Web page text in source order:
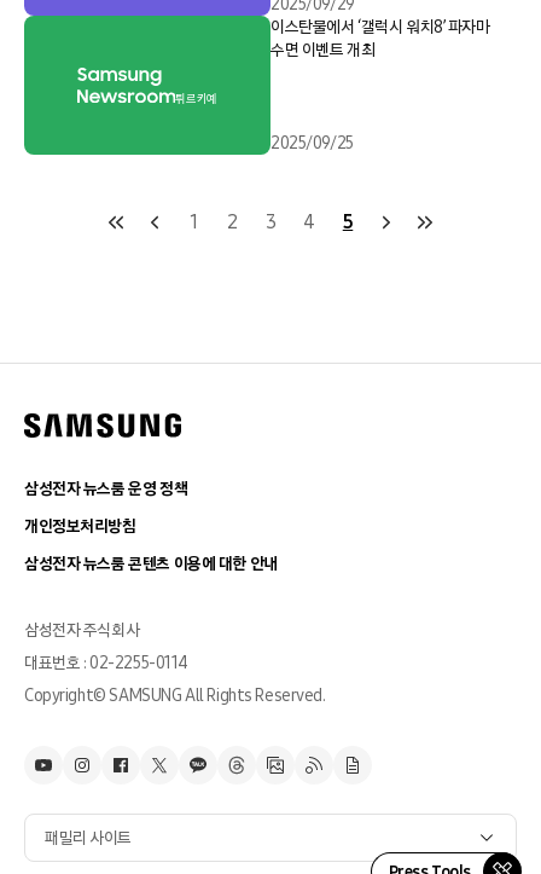
2025/09/29
튀르키예
이스탄불에서 ‘갤럭시 워치8’ 파자마
수면 이벤트 개최
2025/09/25
1 2 3 4 5
삼성전자 뉴스룸 운영 정책
개인정보처리방침
삼성전자 뉴스룸 콘텐츠 이용에 대한 안내
삼성전자 주식회사
대표번호 : 02-2255-0114
Copyright© SAMSUNG All Rights Reserved.
패밀리 사이트